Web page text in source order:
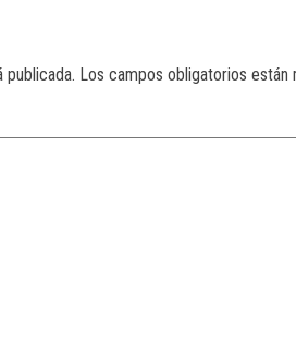
Los campos obligatorios están